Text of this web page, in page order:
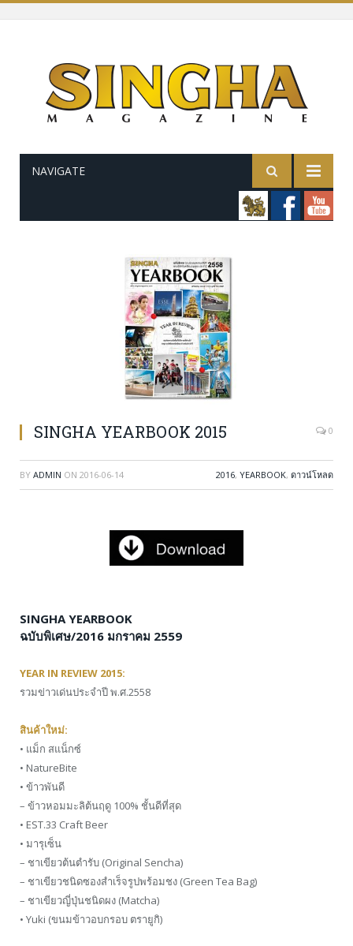
NAVIGATE
SINGHA YEARBOOK 2015 0
BY ADMIN ON 2016-06-14 2016, YEARBOOK, ดาวน์โหลด
SINGHA YEARBOOK
ฉบับพิเศษ/2016 มกราคม 2559
YEAR IN REVIEW 2015:
รวมข่าวเด่นประจำปี พ.ศ.2558
สินค้าใหม่:
• แม็ก สแน็กซ์
• NatureBite
• ข้าวพันดี
– ข้าวหอมมะลิต้นฤดู 100% ชั้นดีที่สุด
• EST.33 Craft Beer
• มารุเซ็น
– ชาเขียวต้นตำรับ (Original Sencha)
– ชาเขียวชนิดซองสำเร็จรูปพร้อมชง (Green Tea Bag)
– ชาเขียวญี่ปุ่นชนิดผง (Matcha)
• Yuki (ขนมข้าวอบกรอบ ตรายูกิ)